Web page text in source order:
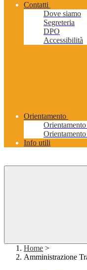
Contatti
Dove siamo
Segreteria
DPO
Accessibilità
Orientamento
Info utili
Home >
Amministrazione